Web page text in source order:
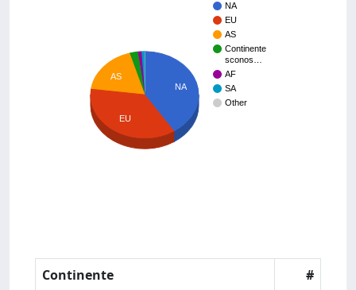
NA
EU
AS
Continente
sconos…
AF
SA
Other
NA
AS
EU
Continente
#